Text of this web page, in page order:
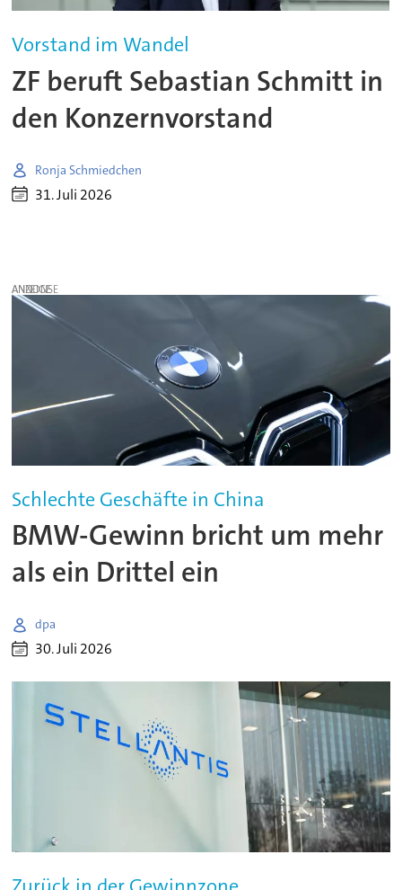
Vorstand im Wandel
ZF beruft Sebastian Schmitt in
den Konzernvorstand
Ronja Schmiedchen
31. Juli 2026
ANZEIGE
Schlechte Geschäfte in China
BMW-Gewinn bricht um mehr
als ein Drittel ein
dpa
30. Juli 2026